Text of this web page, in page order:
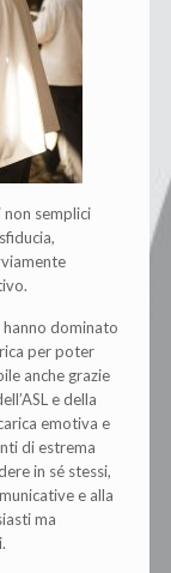
semplici
dominato
per poter
anche grazie
e della
emotiva e
di estrema
in sé stessi,
e alla
ma